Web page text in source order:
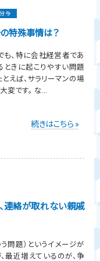
与
特殊事情は？
、特に会社経営者であ
きに起こりやすい問題
えば、サラリーマンの場
変です。 な...
続きはこちら »
連絡が取れない親戚
問題）というイメージが
最近増えているのが、争